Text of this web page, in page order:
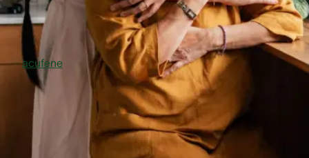
amici e familiari
L’acufene può risultare estremamente frustrante,
ansiogeno, spesso con un’azione esacerbante sullo stress,
quale a sua volta peggiora i sintomi del tinnito.
Se una persona a te cara sembra infastidirsi facilmente o
evitare regolarmente situazioni di convivialità, potrebbe